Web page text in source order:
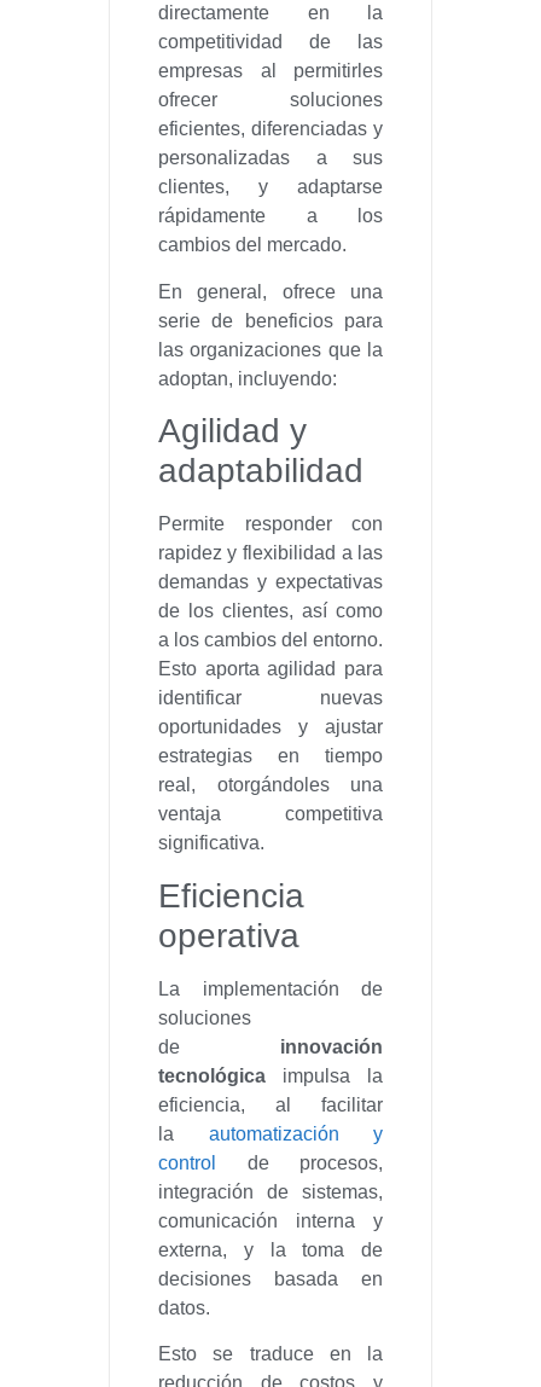
directamente en la
competitividad de las
empresas al permitirles
ofrecer soluciones
eficientes, diferenciadas y
personalizadas a sus
clientes, y adaptarse
rápidamente a los
cambios del mercado.
En general, ofrece una
serie de beneficios para
las organizaciones que la
adoptan, incluyendo:
Agilidad y
adaptabilidad
Permite responder con
rapidez y flexibilidad a las
demandas y expectativas
de los clientes, así como
a los cambios del entorno.
Esto aporta agilidad para
identificar nuevas
oportunidades y ajustar
estrategias en tiempo
real, otorgándoles una
ventaja competitiva
significativa.
Eficiencia
operativa
La implementación de
soluciones
de innovación
tecnológicaimpulsa la
eficiencia, al facilitar
la automatización y
control
de procesos,
integración de sistemas,
comunicación interna y
externa, y la toma de
decisiones basada en
datos.
Esto se traduce en la
reducción de costos y